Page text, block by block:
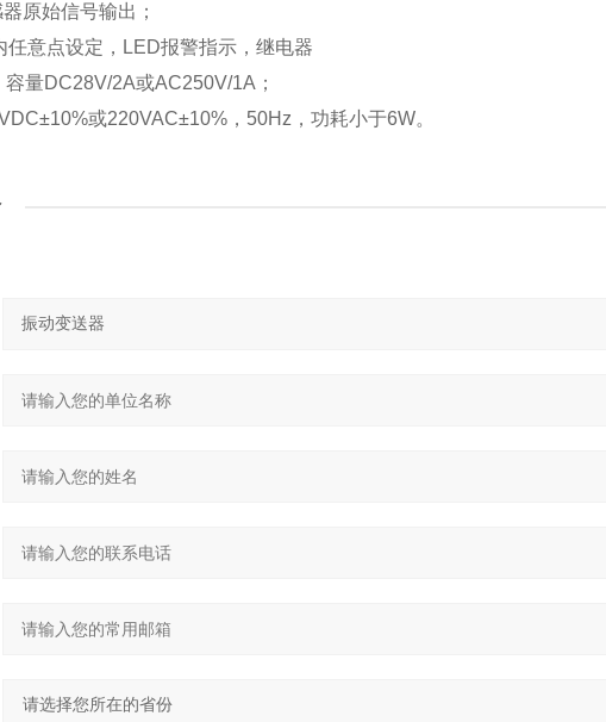
原始信号输出；
任意点设定，LED报警指示，继电器
量DC28V/2A或AC250V/1A；
或220VAC±10%，50Hz，功耗小于6W。